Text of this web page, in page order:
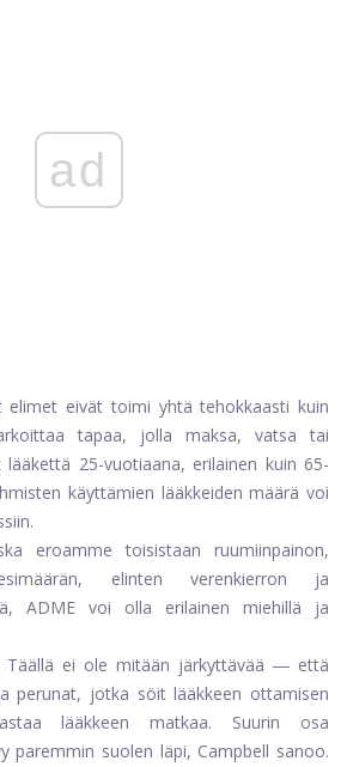
ad
elimet eivät toimi yhtä tehokkaasti kuin
tapaa, jolla maksa, vatsa tai
25-vuotiaana, erilainen kuin 65-
käyttämien lääkkeiden määrä voi
eroamme toisistaan ​​ruumiinpainon,
elinten verenkierron ja
ADME voi olla erilainen miehillä ja
Täällä ei ole mitään järkyttävää ― että
perunat, jotka söit lääkkeen ottamisen
lääkkeen matkaa. Suurin osa
paremmin suolen läpi, Campbell sanoo.